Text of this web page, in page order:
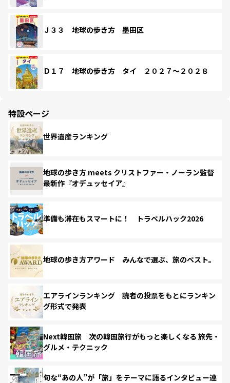
Ｊ３３ 地球の歩き方 墨田区
Ｄ１７ 地球の歩き方 タイ ２０２７～２０２８
特設ページ
世界遺産ランキング
地球の歩き方 meets クリストファー・ノーラン監督
最新作『オデュッセイア』
準備も滞在もスマートに！ トラベルハック2026
地球の歩き方アワード みんなで選ぶ、旅のベスト。
エアラインランキング 読者の投票をもとにランキン
グ形式で発表
Next韓国旅 次の韓国旅行がもっと楽しくなる 旅先・
グルメ・テクニック
旬な“あの人”が「旅」をテーマに語るインタビュー連